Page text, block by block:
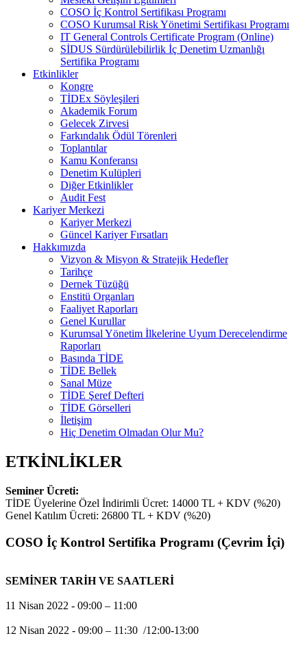
COSO İç Kontrol Sertifikası Programı
COSO Kurumsal Risk Yönetimi Sertifikası Programı
IT General Controls Certificate Program (Online)
SİDUS Sürdürülebilirlik İç Denetim Uzmanlığı
Sertifika Programı
Etkinlikler
Kongre
TİDEx Söyleşileri
Akademik Forum
Gelecek Zirvesi
Farkındalık Ödül Törenleri
Toplantılar
Kamu Konferansı
Denetim Kulüpleri
Diğer Etkinlikler
Audit Fest
Kariyer Merkezi
Kariyer Merkezi
Güncel Kariyer Fırsatları
Hakkımızda
Vizyon & Misyon & Stratejik Hedefler
Tarihçe
Dernek Tüzüğü
Enstitü Organları
Faaliyet Raporları
Genel Kurullar
Kurumsal Yönetim İlkelerine Uyum Derecelendirme
Raporları
Basında TİDE
TİDE Bellek
Sanal Müze
TİDE Şeref Defteri
TİDE Görselleri
İletişim
Hiç Denetim Olmadan Olur Mu?
ETKİNLİKLER
Seminer Ücreti:
TİDE Üyelerine Özel İndirimli Ücret: 14000 TL + KDV (%20)
Genel Katılım Ücreti: 26800 TL + KDV (%20)
COSO İç Kontrol Sertifika Programı (Çevrim İçi)
SEMİNER TARİH VE SAATLERİ
11 Nisan 2022 - 09:00 – 11:00
12 Nisan 2022 - 09:00 – 11:30 /12:00-13:00